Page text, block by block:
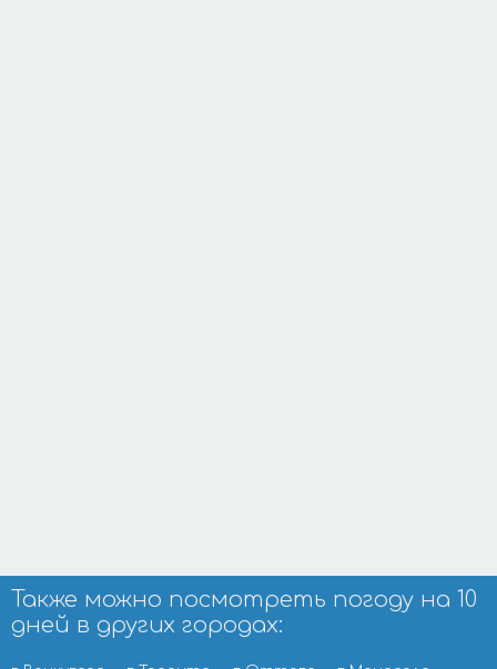
Также можно посмотреть погоду на 10
дней в других городах: